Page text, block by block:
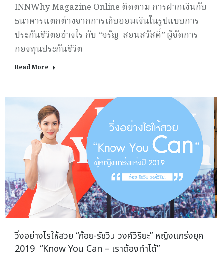
INNWhy Magazine Online ติดตาม การฝากเงินกับ
ธนาคารแตกต่างจากการเก็บออมเงินในรูปแบบการ
ประกันชีวิตอย่างไร กับ “จรัญ สอนสวัสดิ์” ผู้จัดการ
กองทุนประกันชีวิต
Read More
วิ่งอย่างไรให้สวย “ก้อย-รัชวิน วงศ์วิริยะ” หญิงแกร่งยุค
2019 “Know You Can – เราต้องทำได้”